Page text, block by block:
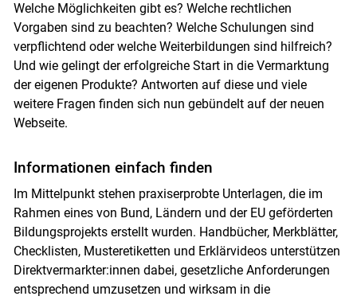
Welche Möglichkeiten gibt es? Welche rechtlichen
Vorgaben sind zu beachten? Welche Schulungen sind
verpflichtend oder welche Weiterbildungen sind hilfreich?
Und wie gelingt der erfolgreiche Start in die Vermarktung
der eigenen Produkte? Antworten auf diese und viele
weitere Fragen finden sich nun gebündelt auf der neuen
Webseite.
Informationen einfach finden
Im Mittelpunkt stehen praxiserprobte Unterlagen, die im
Rahmen eines von Bund, Ländern und der EU geförderten
Bildungsprojekts erstellt wurden. Handbücher, Merkblätter,
Checklisten, Musteretiketten und Erklärvideos unterstützen
Direktvermarkter:innen dabei, gesetzliche Anforderungen
entsprechend umzusetzen und wirksam in die